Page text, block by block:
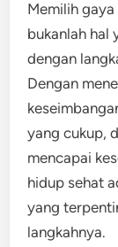
Memilih
bukanlah hal
dengan
Dengan
yang cukup,
mencapai
hidup sehat
yang
langkahnya.